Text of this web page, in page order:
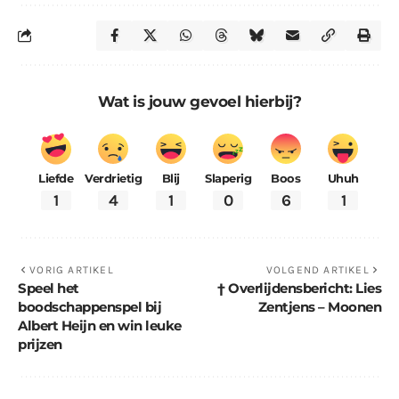
Wat is jouw gevoel hierbij?
Liefde
1
Verdrietig
4
Blij
1
Slaperig
0
Boos
6
Uhuh
1
VORIG ARTIKEL
Speel het
boodschappenspel bij
Albert Heijn en win leuke
prijzen
VOLGEND ARTIKEL
† Overlijdensbericht: Lies
Zentjens – Moonen